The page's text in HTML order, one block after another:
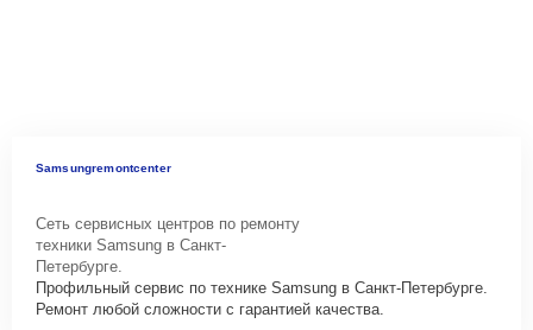
Samsungremontcenter
Сеть сервисных центров по ремонту
техники Samsung в Санкт-
Петербурге.
Профильный сервис по технике Samsung в Санкт-Петербурге.
Ремонт любой сложности с гарантией качества.